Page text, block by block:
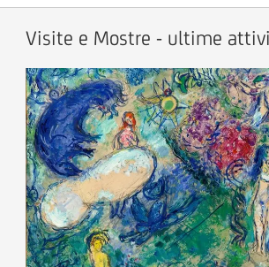
Visite e Mostre - ultime